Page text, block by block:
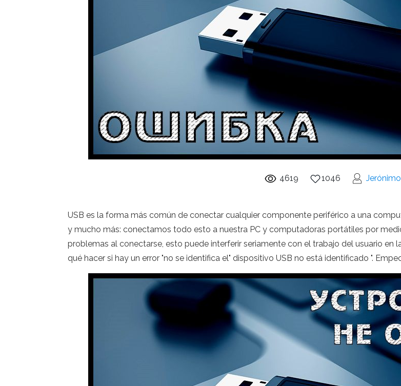
4619 1046
USB es la forma más común de conectar cualquier componente periférico a una
y mucho más: conectamos todo esto a nuestra PC y computadoras portátiles por
problemas al conectarse, esto puede interferir seriamente con el trabajo del usuario en
qué hacer si hay un error "no se identifica el" dispositivo USB no está identificado ".